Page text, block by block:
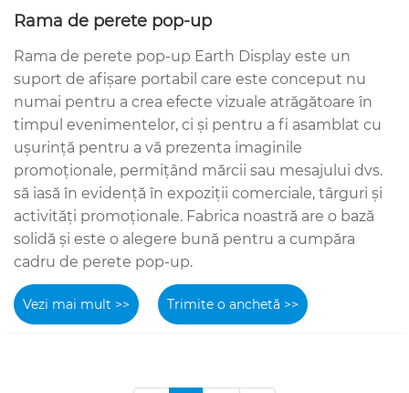
Rama de perete pop-up
Rama de perete pop-up Earth Display este un
suport de afișare portabil care este conceput nu
numai pentru a crea efecte vizuale atrăgătoare în
timpul evenimentelor, ci și pentru a fi asamblat cu
ușurință pentru a vă prezenta imaginile
promoționale, permițând mărcii sau mesajului dvs.
să iasă în evidență în expoziții comerciale, târguri și
activități promoționale. Fabrica noastră are o bază
solidă și este o alegere bună pentru a cumpăra
cadru de perete pop-up.
Vezi mai mult >> Trimite o anchetă >>